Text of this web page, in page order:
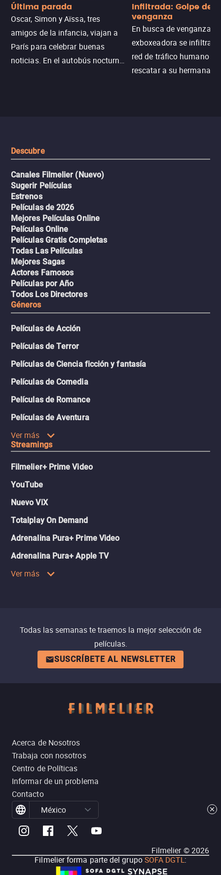
Última parada
Oscar, Simon y Aïssa, tres
amigos de la infancia, viajan a
París para celebrar buenas
noticias. En el autobús nocturno
Infiltrada: Golpe de
venganza
En busca de venganza,
exboxeadora se infiltra
red de tráfico humano
rescatar a su hermana
Descubre
Canales Filmelier (Nuevo)
Sugerir Películas
Estrenos
Películas de 2026
Mejores Películas Online
Películas Online
Películas Gratis Completas
Todas Las Películas
Mejores Sagas
Actores Famosos
Películas por Año
Todos Los Directores
Géneros
Películas de Acción
Películas de Terror
Películas de Ciencia ficción y fantasía
Películas de Comedia
Películas de Romance
Películas de Aventura
Ver más
Streamings
Filmelier+ Prime Video
YouTube
Nuevo ViX
Totalplay On Demand
Adrenalina Pura+ Prime Video
Adrenalina Pura+ Apple TV
Ver más
Todas las semanas te traemos la mejor selección de
películas.
SUSCRÍBETE AL NEWSLETTER
Acerca de Nosotros
Trabaja con nosotros
Centro de Políticas
Informar de un problema
Contacto
México
Filmelier ©2026
Filmelier forma parte del grupoSOFA DGTL: